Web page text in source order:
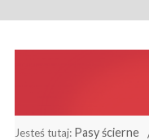
Jesteś tutaj: Pasy ścierne